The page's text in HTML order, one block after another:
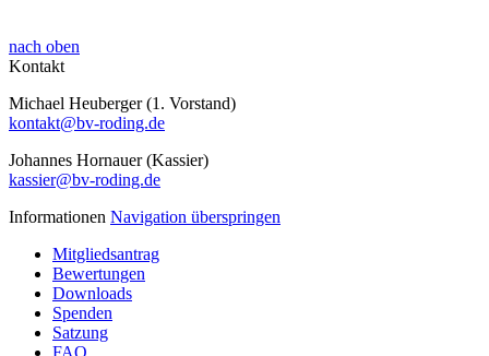
nach oben
Kontakt
Michael Heuberger (1. Vorstand)
kontakt@bv-roding.de
Johannes Hornauer (Kassier)
kassier@bv-roding.de
Informationen Navigation überspringen
Mitgliedsantrag
Bewertungen
Downloads
Spenden
Satzung
FAQ